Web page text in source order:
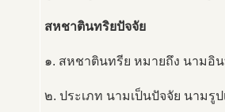
สหชาตินทริยปัจจัย
๑. สหชาตินทรีย หมายถึง นามอิ
๒. ประเภท นามเป็นปัจจัย นามรู